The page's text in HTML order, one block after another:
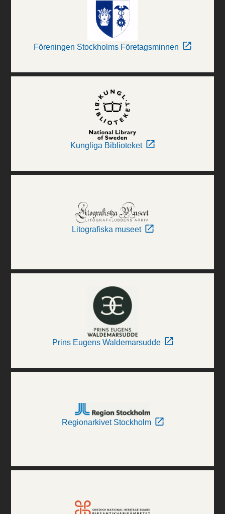
Föreningen Stockholms Företagsminnen
Kungliga Biblioteket
Litografiska museet
Prins Eugens Waldemarsudde
Regionarkivet Stockholm